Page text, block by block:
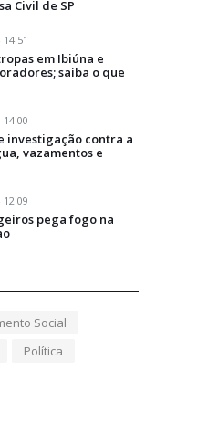
Civil de SP
em Ibiúna e
saiba o que
investigação contra a
vazamentos e
pega fogo na
Social
Política